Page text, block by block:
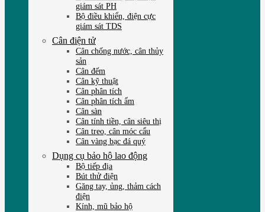
giám sát PH
Bộ điều khiển, điện cực
giám sát TDS
Cân điện tử
Cân chống nước, cân thủy
sản
Cân đếm
Cân kỹ thuật
Cân phân tích
Cân phân tích ẩm
Cân sàn
Cân tính tiền, cân siêu thị
Cân treo, cân móc cẩu
Cân vàng bạc đá quý
Dụng cụ bảo hộ lao động
Bộ tiếp địa
Bút thử điện
Găng tay, ủng, thảm cách
điện
Kính, mũ bảo hộ